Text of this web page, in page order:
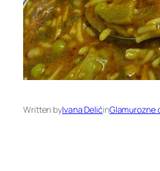
Written byIvana DelićinGlamurozne